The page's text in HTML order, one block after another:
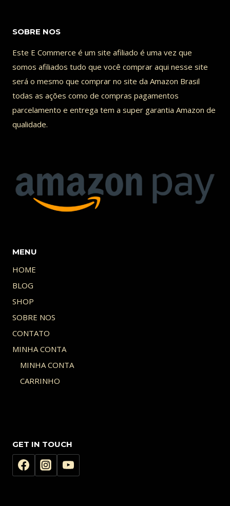
REALIDADE!
ANÁLISE
CHAINSAW
MAN
EP.
5
SOBRE NOS
Este E Commerce é um site afiliado é uma vez que
somos afiliados tudo que você comprar aqui nesse site
será o mesmo que comprar no site da Amazon Brasil
todas as ações como de compras pagamentos
parcelamento e entrega tem a super garantia Amazon de
qualidade.
MENU
HOME
BLOG
SHOP
SOBRE NOS
CONTATO
MINHA CONTA
MINHA CONTA
CARRINHO
GET IN TOUCH